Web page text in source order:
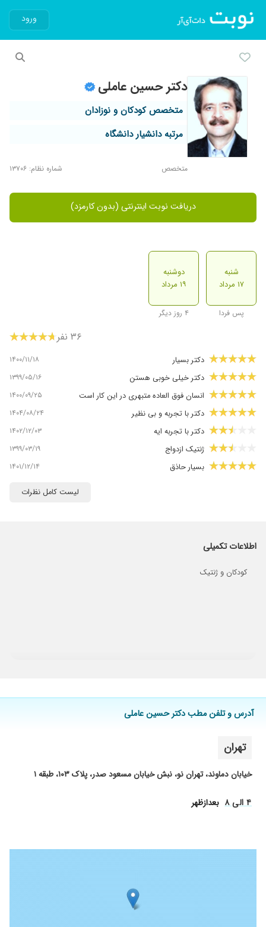
ورود
دکتر حسین عاملی
متخصص کودکان و نوزادان
مرتبه دانشیار دانشگاه
متخصص شماره نظام: ۱۳۷۰۶
دریافت نوبت اینترنتی (بدون کارمزد)
شنبه
۱۷ مرداد
پس فردا
دوشنبه
۱۹ مرداد
۴ روز دیگر
۳۶ نفر
دکتر بسیار ۱۴۰۰/۱۱/۱۸
دکتر خیلی خوبی هستن ۱۳۹۹/۰۵/۱۶
انسان فوق العاده متبهری در این کار است ۱۴۰۰/۰۹/۲۵
دکتر با تجربه و بی نظیر ۱۴۰۴/۰۸/۲۴
دکتر با تجربه ایه ۱۴۰۲/۱۲/۰۳
ژنتیک ازدواج ۱۳۹۹/۰۳/۱۹
بسیار حاذق ۱۴۰۱/۱۲/۱۴
میکنن بعد دارو تجویز میکنن ، آدم خیالش راحت
دکتر بسیار
دکتر پسرم هستن
عدم رضایت
دکتر فوق العاده ای هست هرگز در تشخیص بیماری
لیست کامل نظرات
اطلاعات تکمیلی
کودکان و ژنتیک
آدرس و تلفن مطب دکتر حسین عاملی
تهران
خیابان دماوند، تهران نو، نبش خیابان مسعود صدر، پلاک ۱۰۳، طبقه ۱
۴ الی ۸ بعدازظهر